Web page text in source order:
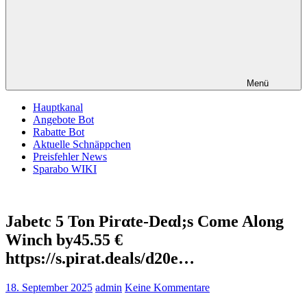
Menü
Hauptkanal
Angebote Bot
Rabatte Bot
Aktuelle Schnäppchen
Preisfehler News
Sparabo WIKI
Jabetc 5 Ton Pirαtе-Dеαl;s Come Along
Winch by45.55 €
https://s.pirat.deals/d20e…
18. September 2025 admin Keine Kommentare